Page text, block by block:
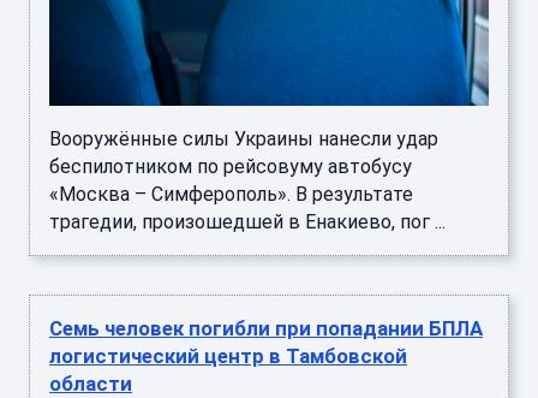
Вооружённые силы Украины нанесли удар
беспилотником по рейсовуму автобусу
«Москва – Симферополь». В результате
трагедии, произошедшей в Енакиево, пог ...
Семь человек погибли при попадании БПЛА
логистический центр в Тамбовской
области